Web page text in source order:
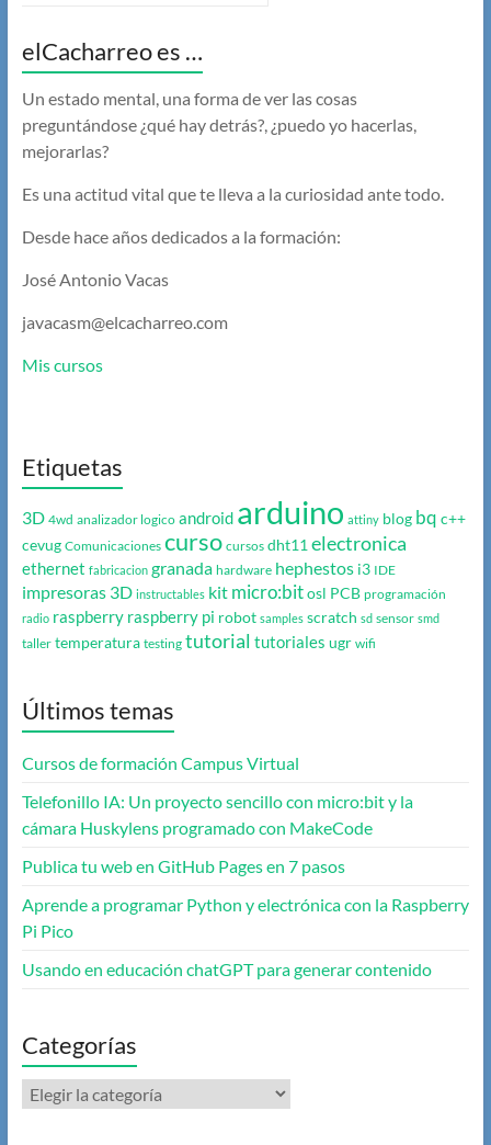
elCacharreo es …
Un estado mental, una forma de ver las cosas
preguntándose ¿qué hay detrás?, ¿puedo yo hacerlas,
mejorarlas?
Es una actitud vital que te lleva a la curiosidad ante todo.
Desde hace años dedicados a la formación:
José Antonio Vacas
javacasm@elcacharreo.com
Mis cursos
Etiquetas
3D 4wd analizador logico android arduino attiny blog bq c++
cevug Comunicaciones curso cursos dht11 electronica
ethernet fabricacion granada hardware hephestos i3 IDE
impresoras 3D instructables kit micro:bit osl PCB programación
radio raspberry raspberry pi robot samples scratch sd sensor smd
taller temperatura testing tutorial tutoriales ugr wifi
Últimos temas
Cursos de formación Campus Virtual
Telefonillo IA: Un proyecto sencillo con micro:bit y la
cámara Huskylens programado con MakeCode
Publica tu web en GitHub Pages en 7 pasos
Aprende a programar Python y electrónica con la Raspberry
Pi Pico
Usando en educación chatGPT para generar contenido
Categorías
Categorías